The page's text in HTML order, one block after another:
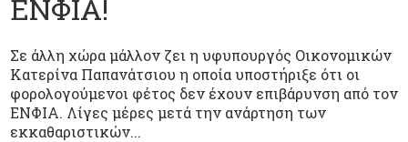
ΕΝΦΙΑ!
Σε άλλη χώρα μάλλον ζει η υφυπουργός Οικονομικών
Κατερίνα Παπανάτσιου η οποία υποστήριξε ότι οι
φορολογούμενοι φέτος δεν έχουν επιβάρυνση από τον
ΕΝΦΙΑ. Λίγες μέρες μετά την ανάρτηση των
εκκαθαριστικών...